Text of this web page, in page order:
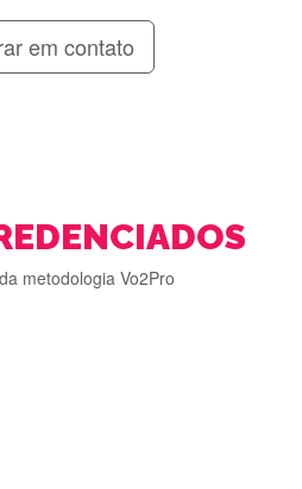
em contato
metodologia Vo2Pro